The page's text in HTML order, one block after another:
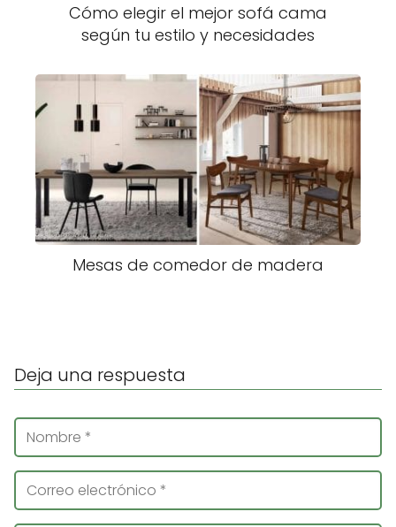
Cómo elegir el mejor sofá cama
según tu estilo y necesidades
Mesas de comedor de madera
Deja una respuesta